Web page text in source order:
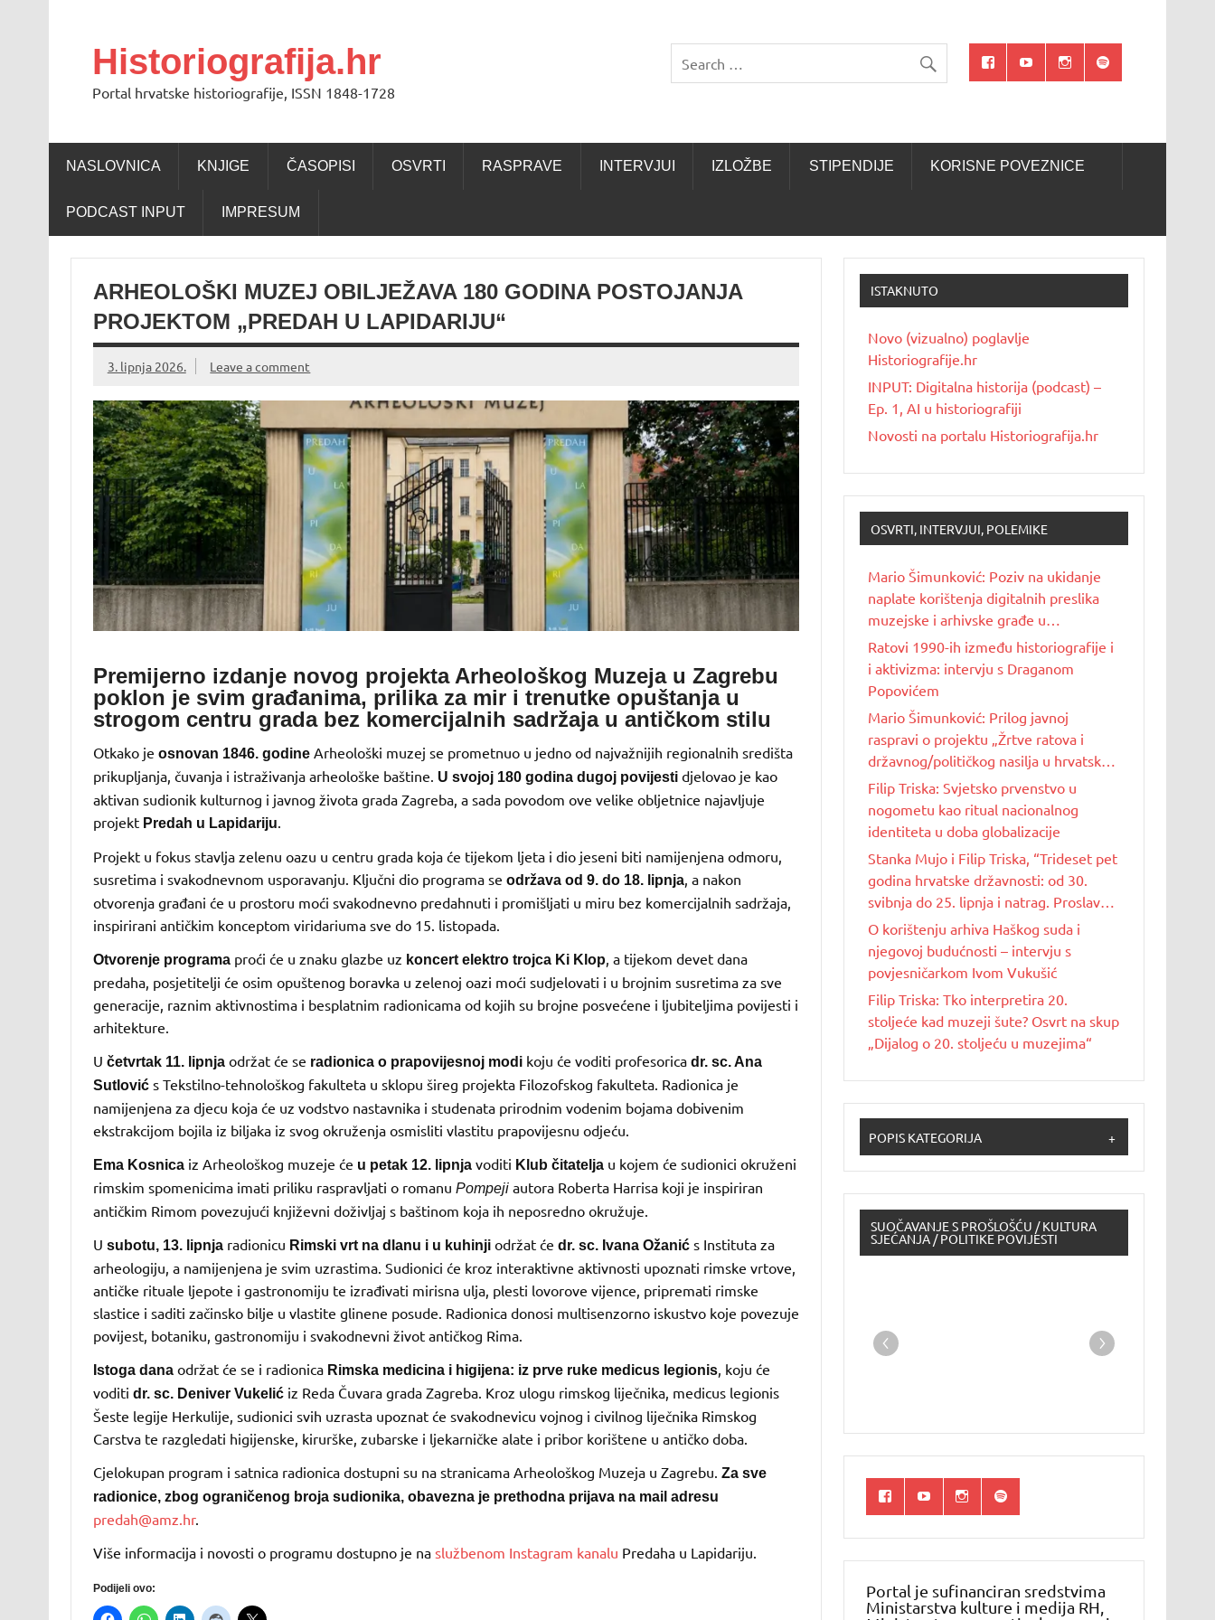
Historiografija.hr
Portal hrvatske historiografije, ISSN 1848-1728
NASLOVNICA KNJIGE ČASOPISI OSVRTI RASPRAVE INTERVJUI IZLOŽBE STIPENDIJE KORISNE POVEZNICE
PODCAST INPUT IMPRESUM
ARHEOLOŠKI MUZEJ OBILJEŽAVA 180 GODINA POSTOJANJA
PROJEKTOM „PREDAH U LAPIDARIJU“
3. lipnja 2026. Leave a comment
Premijerno izdanje novog projekta Arheološkog Muzeja u Zagrebu
poklon je svim građanima, prilika za mir i trenutke opuštanja u
strogom centru grada bez komercijalnih sadržaja u antičkom stilu
Otkako je osnovan 1846. godineArheološki muzej se prometnuo u jedno od najvažnijih regionalnih središta
prikupljanja, čuvanja i istraživanja arheološke baštine. U svojoj 180 godina dugoj povijesti djelovao je kao
aktivan sudionik kulturnog i javnog života grada Zagreba, a sada povodom ove velike obljetnice najavljuje
projekt Predah u Lapidariju
Projekt u fokus stavlja zelenu oazu u centru grada koja će tijekom ljeta i dio jeseni biti namijenjena odmoru,
susretima i svakodnevnom usporavanju. Ključni dio programa se održava od 9. do 18. lipnja , a nakon
otvorenja građani će u prostoru moći svakodnevno predahnuti i promišljati u miru bez komercijalnih sadržaja,
inspirirani antičkim konceptom viridariuma sve do 15. listopada.
Otvorenje programa proći će u znaku glazbe uz koncert elektro trojca Ki Klop , a tijekom devet dana
predaha, posjetitelji će osim opuštenog boravka u zelenoj oazi moći sudjelovati i u brojnim susretima za sve
generacije, raznim aktivnostima i besplatnim radionicama od kojih su brojne posvećene i ljubiteljima povijesti i
arhitekture.
U četvrtak 11. lipnja održat će se radionica o prapovijesnoj modi koju će voditi profesorica dr. sc. Ana
Sutlovićs Tekstilno-tehnološkog fakulteta u sklopu šireg projekta Filozofskog fakulteta. Radionica je
namijenjena za djecu koja će uz vodstvo nastavnika i studenata prirodnim vodenim bojama dobivenim
ekstrakcijom bojila iz biljaka iz svog okruženja osmisliti vlastitu prapovijesnu odjeću.
Ema Kosnica iz Arheološkog muzeje će u petak 12. lipnja voditi Klub čitatelja u kojem će sudionici okruženi
rimskim spomenicima imati priliku raspravljati o romanu Pompeji autora Roberta Harrisa koji je inspiriran
antičkim Rimom povezujući književni doživljaj s baštinom koja ih neposredno okružuje.
U subotu, 13. lipnja radionicu Rimski vrt na dlanu i u kuhinjiodržat će dr. sc. Ivana Ožanić s Instituta za
arheologiju, a namijenjena je svim uzrastima. Sudionici će kroz interaktivne aktivnosti upoznati rimske vrtove,
antičke rituale ljepote i gastronomiju te izrađivati mirisna ulja, plesti lovorove vijence, pripremati rimske
slastice i saditi začinsko bilje u vlastite glinene posude. Radionica donosi multisenzorno iskustvo koje povezuje
povijest, botaniku, gastronomiju i svakodnevni život antičkog Rima.
Istoga dana održat će se i radionica Rimska medicina i higijena: iz prve ruke medicus legionis, koju će
voditi dr. sc. Deniver Vukelićiz Reda Čuvara grada Zagreba. Kroz ulogu rimskog liječnika, medicus legionis
Šeste legije Herkulije, sudionici svih uzrasta upoznat će svakodnevicu vojnog i civilnog liječnika Rimskog
Carstva te razgledati higijenske, kirurške, zubarske i ljekarničke alate i pribor korištene u antičko doba.
Cjelokupan program i satnica radionica dostupni su na stranicama Arheološkog Muzeja u Zagrebu. Za sve
radionice, zbog ograničenog broja sudionika, obavezna je prethodna prijava na mail adresu
predah@amz.hr.
Više informacija i novosti o programu dostupno je na službenom Instagram kanalu Predaha u Lapidariju.
Podijeli ovo:
ISTAKNUTO
Novo (vizualno) poglavlje
Historiografije.hr
INPUT: Digitalna historija (podcast) –
Ep. 1, AI u historiografiji
Novosti na portalu Historiografija.hr
OSVRTI, INTERVJUI, POLEMIKE
Mario Šimunković: Poziv na ukidanje
naplate korištenja digitalnih preslika
muzejske i arhivske građe u
nekomercijalne svrhe
Ratovi 1990-ih između historiografije i
i aktivizma: intervju s Draganom
Popovićem
Mario Šimunković: Prilog javnoj
raspravi o projektu „Žrtve ratova i
državnog/političkog nasilja u hrvatskoj
povijesti 20. stoljeća“
Filip Triska: Svjetsko prvenstvo u
nogometu kao ritual nacionalnog
identiteta u doba globalizacije
Stanka Mujo i Filip Triska, “Trideset pet
godina hrvatske državnosti: od 30.
svibnja do 25. lipnja i natrag. Proslave
Dana državnosti u Republici Hrvatskoj
od 1990. do 2025. godine”
O korištenju arhiva Haškog suda i
njegovoj budućnosti – intervju s
povjesničarkom Ivom Vukušić
Filip Triska: Tko interpretira 20.
stoljeće kad muzeji šute? Osvrt na skup
„Dijalog o 20. stoljeću u muzejima“
POPIS KATEGORIJA +
SUOČAVANJE S PROŠLOŠĆU / KULTURA
SJEĆANJA / POLITIKE POVIJESTI
Portal je sufinanciran sredstvima
Ministarstva kulture i medija RH,